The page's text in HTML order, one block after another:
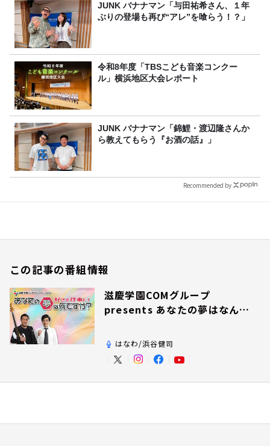
JUNK バナナマン「与田祐希さん、１年
ぶりの登場も再び“アレ”を喰らう！？」
令和8年度「TBSこども音楽コンクー
ル」横浜地区大会レポート
JUNK バナナマン「錦鯉・渡辺隆さんか
ら教えてもらう『お酒の話』」
Recommended by
この記事の番組情報
滋慶学園COMグループ
presents あなたの夢はなんで
はなわ/浜谷健司